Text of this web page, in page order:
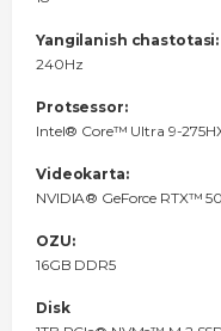
Yangilanish chastotasi:
240Hz
Protsessor:
Intel® Core™ Ultra 9-
Videokarta:
NVIDIA® GeForce RTX™
OZU:
16GB DDR5
Disk